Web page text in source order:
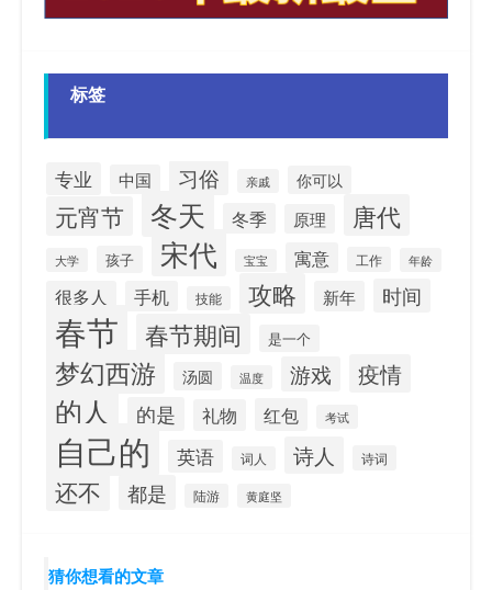
标签
专业 中国 习俗 亲戚 你可以
元宵节 冬天 冬季 原理 唐代
大学 孩子 宋代 宝宝 寓意 工作 年龄
很多人 手机 技能 攻略 新年 时间
春节 春节期间 是一个
梦幻西游 汤圆 温度 游戏 疫情
的人 的是 礼物 红包 考试
自己的 英语 词人 诗人 诗词
还不 都是 陆游 黄庭坚
猜你想看的文章